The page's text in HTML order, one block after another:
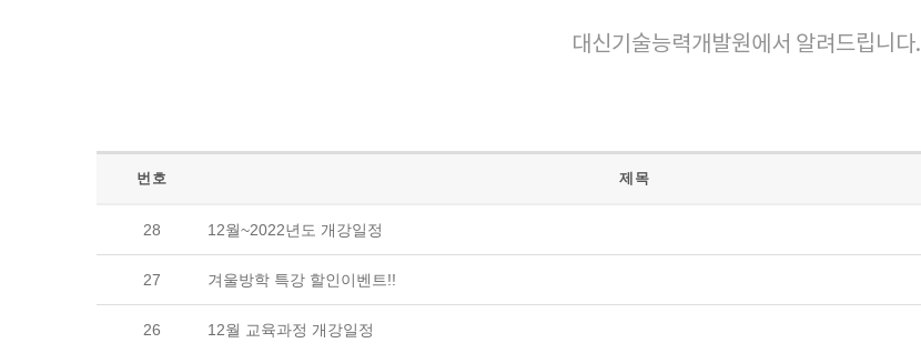
대신기술능력개발원에서 알려드립니다.
번호 제목
28 12월~2022년도 개강일정
27 겨울방학 특강 할인이벤트!!
26 12월 교육과정 개강일정